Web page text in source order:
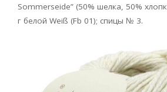
Sommerseide” (50% шелка, 50%
г белой Weiß (Fb 01); спицы № 3.